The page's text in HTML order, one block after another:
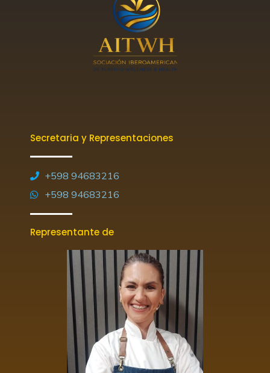
Secretaria y Representaciones
+598 94683216
+598 94683216
Representante de